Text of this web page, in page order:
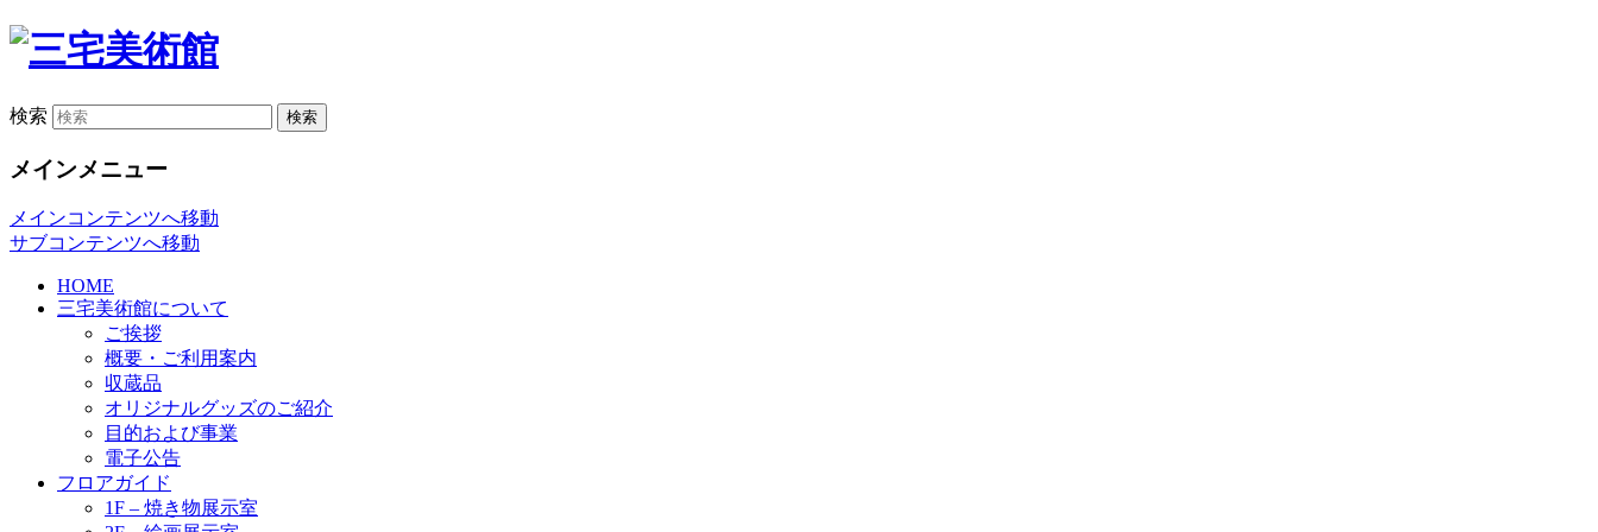
検索
メインメニュー
メインコンテンツへ移動
サブコンテンツへ移動
HOME
三宅美術館について
ご挨拶
概要・ご利用案内
収蔵品
オリジナルグッズのご紹介
目的および事業
電子公告
フロアガイド
1F – 焼き物展示室